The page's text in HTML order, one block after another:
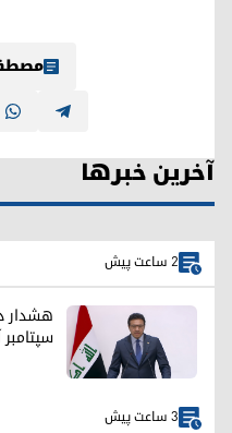
آخرین خبرها
2 ساعت پیش
3 ساعت پیش